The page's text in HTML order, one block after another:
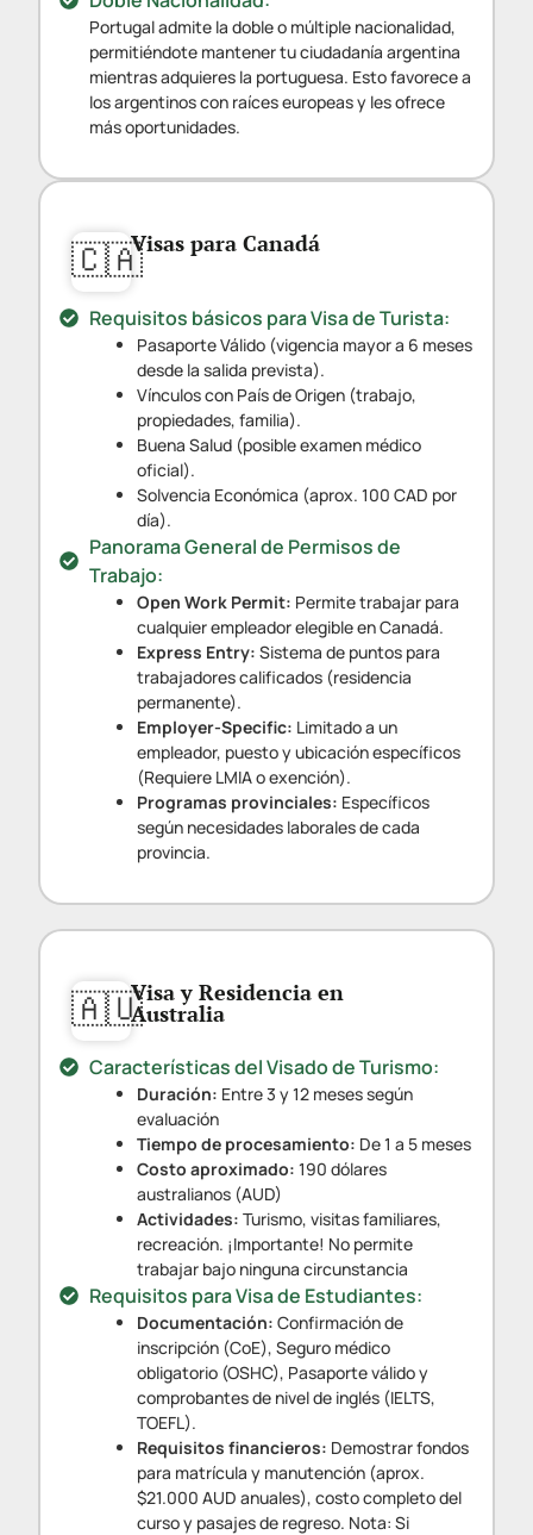
Portugal admite la doble o múltiple nacionalidad,
permitiéndote mantener tu ciudadanía argentina
mientras adquieres la portuguesa. Esto favorece a
los argentinos con raíces europeas y les ofrece
más oportunidades.
🇨🇦Visas para Canadá
Requisitos básicos para Visa de Turista:
Pasaporte Válido (vigencia mayor a 6 meses
desde la salida prevista).
Vínculos con País de Origen (trabajo,
propiedades, familia).
Buena Salud (posible examen médico
oficial).
Solvencia Económica (aprox. 100 CAD por
día).
Panorama General de Permisos de
Trabajo:
Open Work Permit: Permite trabajar para
cualquier empleador elegible en Canadá.
Express Entry: Sistema de puntos para
trabajadores calificados (residencia
permanente).
Employer-Specific: Limitado a un
empleador, puesto y ubicación específicos
(Requiere LMIA o exención).
Programas provinciales: Específicos
según necesidades laborales de cada
provincia.
🇦🇺Visa y Residencia en
Australia
Características del Visado de Turismo:
Duración: Entre 3 y 12 meses según
evaluación
Tiempo de procesamiento: De 1 a 5 meses
Costo aproximado: 190 dólares
australianos (AUD)
Actividades: Turismo, visitas familiares,
recreación. ¡Importante! No permite
trabajar bajo ninguna circunstancia
Requisitos para Visa de Estudiantes:
Documentación: Confirmación de
inscripción (CoE), Seguro médico
obligatorio (OSHC), Pasaporte válido y
comprobantes de nivel de inglés (IELTS,
TOEFL).
Requisitos financieros: Demostrar fondos
para matrícula y manutención (aprox.
$21.000 AUD anuales), costo completo del
curso y pasajes de regreso. Nota: Si